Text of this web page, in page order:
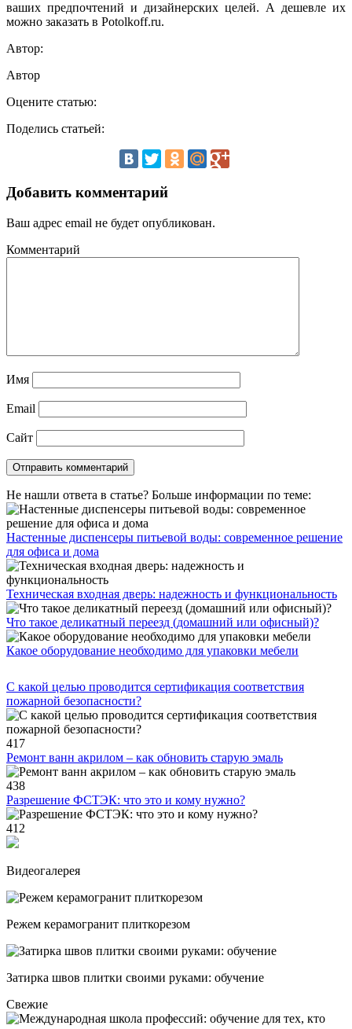
ваших предпочтений и дизайнерских целей. А дешевле их
можно заказать в Potolkoff.ru.
Автор:
Автор
Оцените статью:
Поделись статьей:
Добавить комментарий
Ваш адрес email не будет опубликован.
Комментарий
Имя
Email
Сайт
Не нашли ответа в статье? Больше информации по теме:
Настенные диспенсеры питьевой воды: современное решение
для офиса и дома
Техническая входная дверь: надежность и функциональность
Что такое деликатный переезд (домашний или офисный)?
Какое оборудование необходимо для упаковки мебели
С какой целью проводится сертификация соответствия
пожарной безопасности?
417
Ремонт ванн акрилом – как обновить старую эмаль
438
Разрешение ФСТЭК: что это и кому нужно?
412
Видеогалерея
Режем керамогранит плиткорезом
Затирка швов плитки своими руками: обучение
Свежие